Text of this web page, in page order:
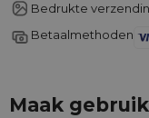
Bedrukte
Betaalmethoden
Maak